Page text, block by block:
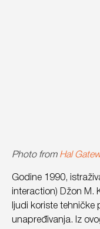
Photo from Hal
Godine 1990,
interaction) Džon M.
ljudi koriste tehničke
unapređivanja. Iz